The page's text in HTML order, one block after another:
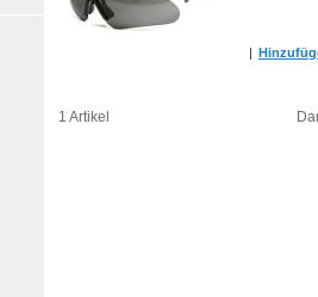
|
1 Artikel